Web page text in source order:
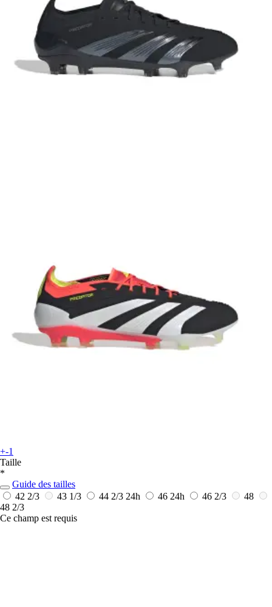
+-1
Taille
*
Guide des tailles
42 2/3
43 1/3 44 2/3 24h 46 24h 46 2/3
48
48 2/3
Ce champ est requis